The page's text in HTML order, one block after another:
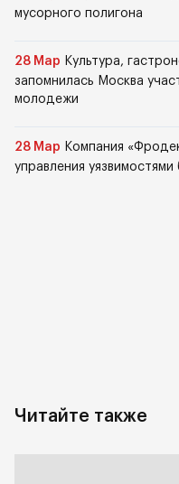
мусорного полигона
28 Мар Культура,
запомнилась Москва
молодежи
28 Мар Компания
управления
Читайте также